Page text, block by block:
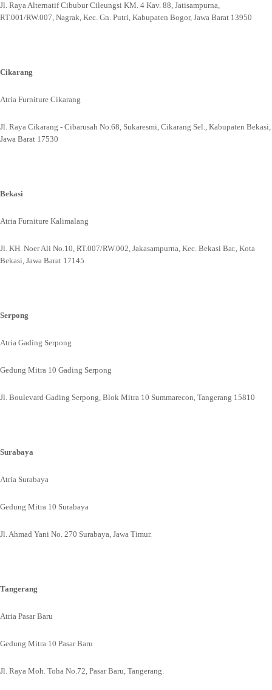
Jl. Raya Alternatif Cibubur Cileungsi KM. 4 Kav. 88, Jatisampurna,
RT.001/RW.007, Nagrak, Kec. Gn. Putri, Kabupaten Bogor, Jawa Barat 13950
Cikarang
Atria Furniture Cikarang
Jl. Raya Cikarang - Cibarusah No.68, Sukaresmi, Cikarang Sel., Kabupaten Bekasi,
Jawa Barat 17530
Bekasi
Atria Furniture Kalimalang
Jl. KH. Noer Ali No.10, RT.007/RW.002, Jakasampurna, Kec. Bekasi Bar., Kota
Bekasi, Jawa Barat 17145
Serpong
Atria Gading Serpong
Gedung Mitra 10 Gading Serpong
Jl. Boulevard Gading Serpong, Blok Mitra 10 Summarecon, Tangerang 15810
Surabaya
Atria Surabaya
Gedung Mitra 10 Surabaya
Jl. Ahmad Yani No. 270 Surabaya, Jawa Timur.
Tangerang
Atria Pasar Baru
Gedung Mitra 10 Pasar Baru
Jl. Raya Moh. Toha No.72, Pasar Baru, Tangerang.